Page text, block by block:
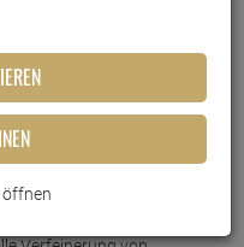
Zitrone
öffnen